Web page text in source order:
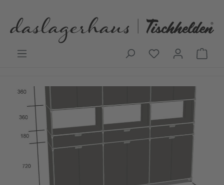
Bildergalerie überspringen